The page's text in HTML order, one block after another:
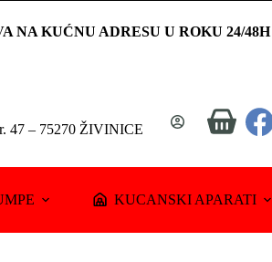
NA KUĆNU ADRESU U ROKU 24/48H
47 – 75270 ŽIVINICE
Shopping
KUCANSKI APARATI